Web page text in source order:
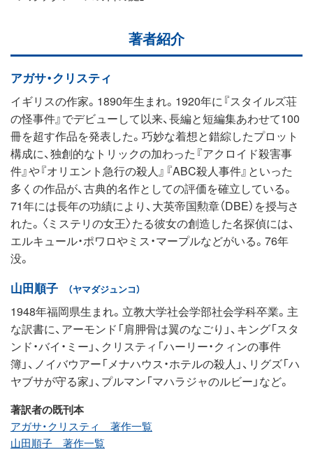
著者紹介
アガサ・クリスティ
イギリスの作家。1890年生まれ。1920年に『スタイルズ荘
の怪事件』でデビューして以来、長編と短編集あわせて100
冊を超す作品を発表した。巧妙な着想と錯綜したプロット
構成に、独創的なトリックの加わった『アクロイド殺害事
件』や『オリエント急行の殺人』『ABC殺人事件』といった
多くの作品が、古典的名作としての評価を確立している。
71年には長年の功績により、大英帝国勲章（DBE）を授与さ
れた。〈ミステリの女王〉たる彼女の創造した名探偵には、
エルキュール・ポワロやミス・マープルなどがいる。76年
没。
山田順子 （ヤマダジュンコ）
1948年福岡県生まれ。立教大学社会学部社会学科卒業。主
な訳書に、アーモンド「肩胛骨は翼のなごり」、キング「スタ
ンド・バイ・ミー」、クリスティ「ハーリー・クィンの事件
簿」、ノイバウアー「メナハウス・ホテルの殺人」、リグズ「ハ
ヤブサが守る家」、プルマン「マハラジャのルビー」など。
著訳者の既刊本
アガサ・クリスティ 著作一覧
山田順子 著作一覧